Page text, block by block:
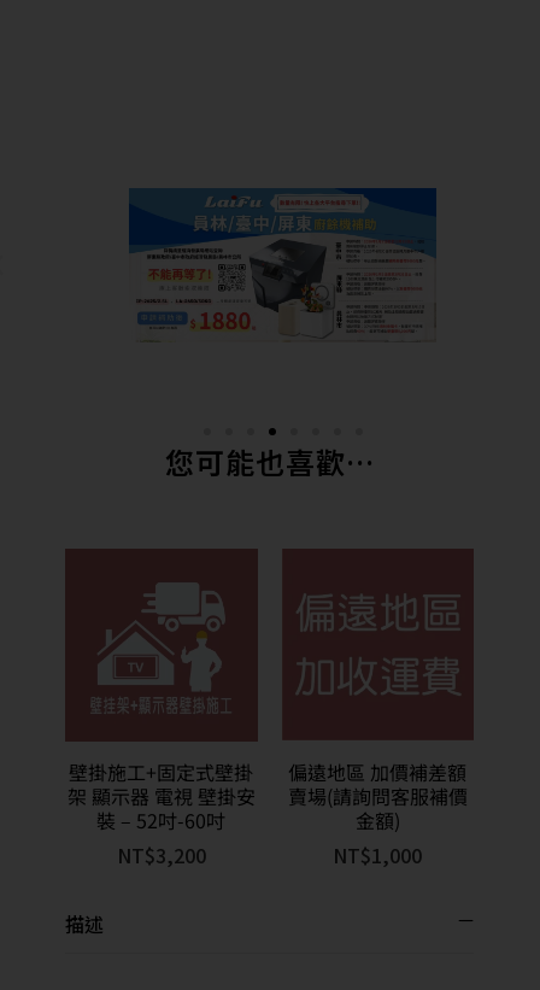
您可能也喜歡…
壁掛施工+固定式壁掛
架 顯示器 電視 壁掛安
裝 – 52吋-60吋
NT$3,200
偏遠地區 加價補差額
賣場(請詢問客服補價
金額)
NT$1,000
描述